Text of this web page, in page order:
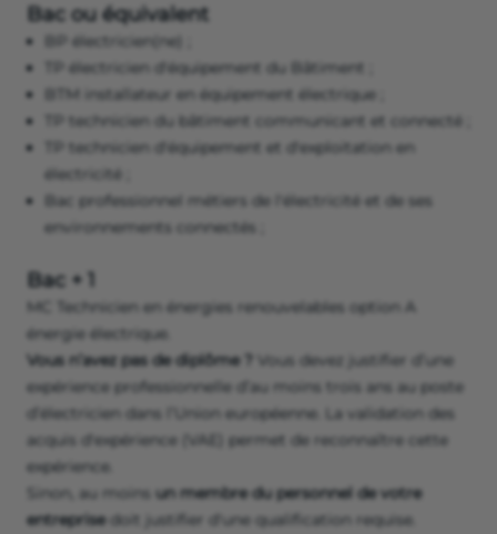
Bac ou équivalent
BP électricien(ne) ;
TP électricien d'équipement du Bâtiment ;
BTM installateur en équipement électrique ;
TP technicien du bâtiment communicant et connecté ;
TP technicien d'équipement et d'exploitation en
électricité ;
Bac professionnel métiers de l'électricité et de ses
environnements connectés ;
Bac + 1
MC Technicien en énergies renouvelables option A
énergie électrique.
Vous n’avez pas de diplôme ? Vous devez justifier d’une
expérience professionnelle d’au moins trois ans au poste
d’électricien dans l’Union européenne. La validation des
acquis d'expérience (VAE) permet de reconnaître cette
expérience.
Sinon, au moins un membre du personnel de votre
entreprisedoit justifier d'une qualification requise.